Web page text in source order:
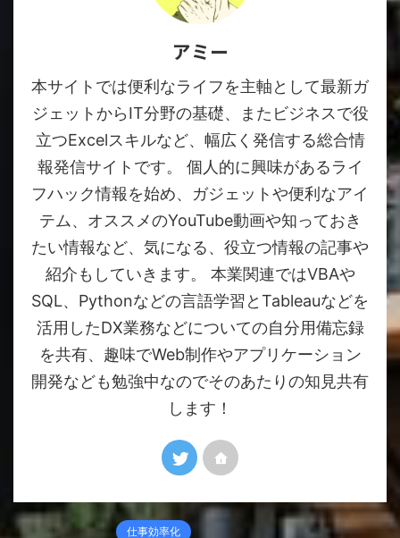
アミー
本サイトでは便利なライフを主軸として最新ガ
ジェットからIT分野の基礎、またビジネスで役
立つExcelスキルなど、幅広く発信する総合情
報発信サイトです。 個人的に興味があるライ
フハック情報を始め、ガジェットや便利なアイ
テム、オススメのYouTube動画や知っておき
たい情報など、気になる、役立つ情報の記事や
紹介もしていきます。 本業関連ではVBAや
SQL、Pythonなどの言語学習とTableauなどを
活用したDX業務などについての自分用備忘録
を共有、趣味でWeb制作やアプリケーション
開発なども勉強中なのでそのあたりの知見共有
します！
仕事効率化